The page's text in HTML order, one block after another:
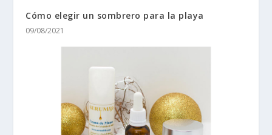
Cómo elegir un sombrero para la playa
09/08/2021